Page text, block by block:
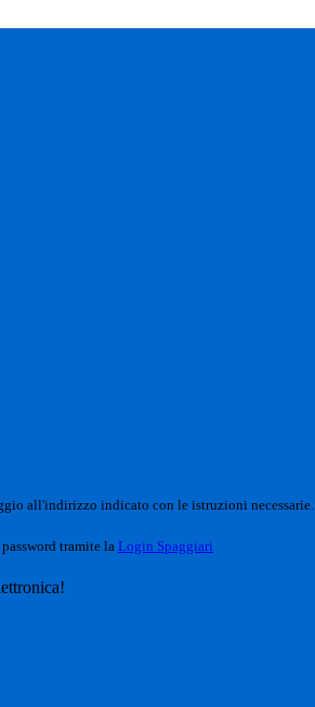
all'indirizzo indicato con le istruzioni necessarie.
tramite la Login Spaggiari